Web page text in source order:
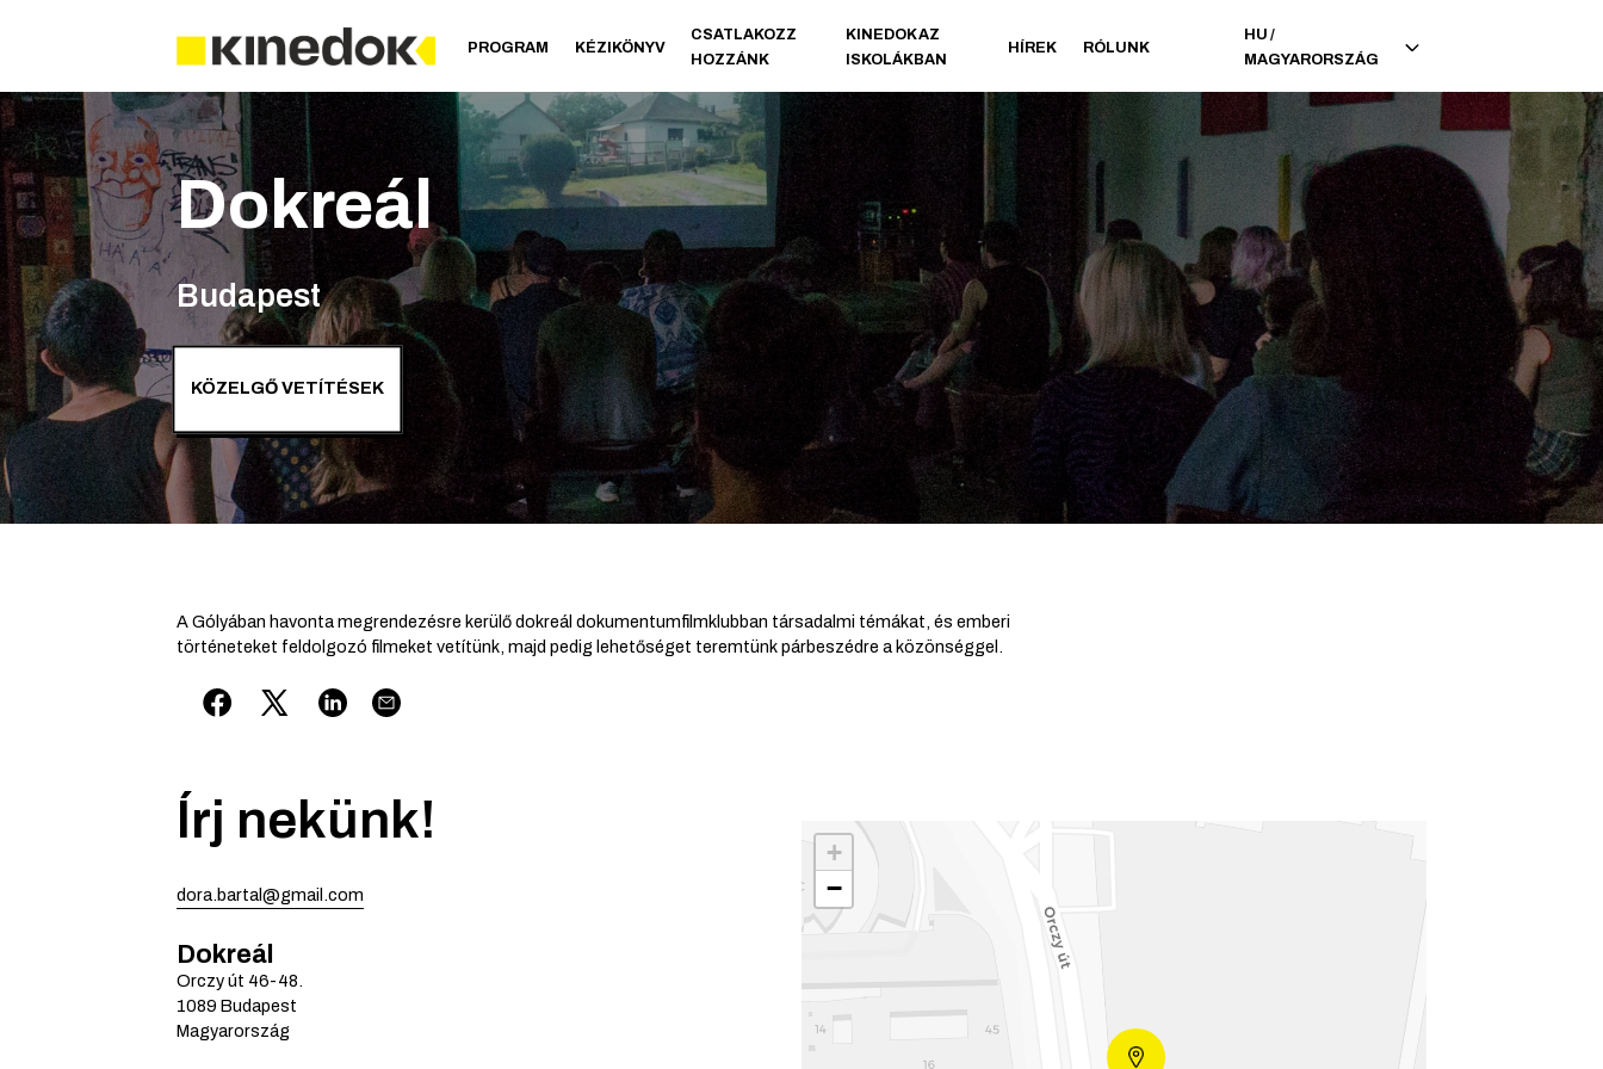
PROGRAM KÉZIKÖNYV
CSATLAKOZZ
HOZZÁNK
KINEDOK AZ
ISKOLÁKBAN
HÍREK RÓLUNK
HU /
MAGYARORSZÁG
Dokreál
Budapest
KÖZELGŐ VETÍTÉSEK
A Gólyában havonta megrendezésre kerülő dokreál dokumentumfilmklubban társadalmi témákat, és emberi
történeteket feldolgozó filmeket vetítünk, majd pedig lehetőséget teremtünk párbeszédre a közönséggel.
Írj nekünk!
dora.bartal@gmail.com
Dokreál
Orczy út 46-48.
1089 Budapest
Magyarország
+
−